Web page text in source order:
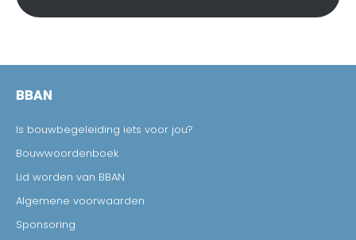
BBAN
Is bouwbegeleiding iets voor jou?
Bouwwoordenboek
Lid worden van BBAN
Algemene voorwaarden
Sponsoring